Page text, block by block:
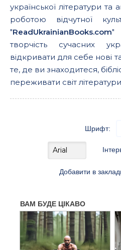
української літератури
роботою відчутної
"ReadUkrainianBooks.com"
творчість сучасних
відкривати для себе нові
те, де ви знаходитеся,
переживати світ
Шрифт:
Добавити в